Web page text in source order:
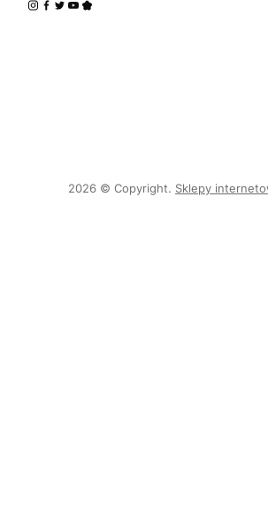
2026 © Copyright. Sklepy